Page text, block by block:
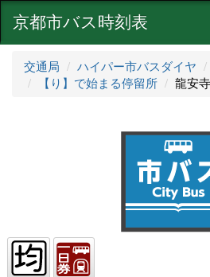
京都市バス時刻表
交通局 ハイパー市バスダイヤ
【り】で始まる停留所
龍安